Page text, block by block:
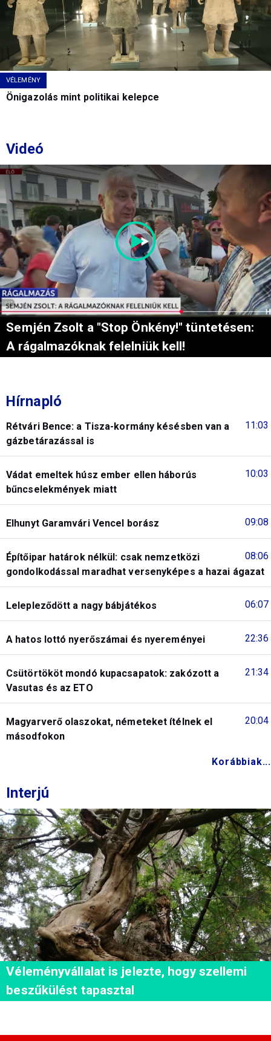
VÉLEMÉNY
Önigazolás mint politikai kelepce
Videó
Semjén Zsolt a "Stop Önkény!" tüntetésen:
A rágalmazóknak felelniük kell!
Hírnapló
11:03
Rétvári Bence: a Tisza-kormány késésben van a
gázbetárazással is
10:03
Vádat emeltek húsz ember ellen háborús
bűncselekmények miatt
09:08
Elhunyt Garamvári Vencel borász
08:06
Építőipar határok nélkül: csak nemzetközi
gondolkodással maradhat versenyképes a hazai ágazat
06:07
Lelepleződött a nagy bábjátékos
22:36
A hatos lottó nyerőszámai és nyereményei
21:34
Csütörtököt mondó kupacsapatok: zakózott a
Vasutas és az ETO
20:04
Magyarverő olaszokat, németeket ítélnek el
másodfokon
Korábbiak...
Interjú
Véleményvállalat is jelezte, hogy szellemi
beszűkülést tapasztal